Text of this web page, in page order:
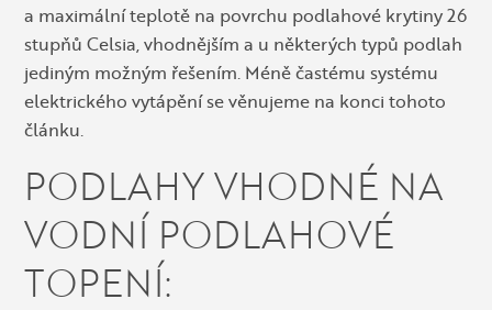
a maximální teplotě na povrchu podlahové krytiny 26
stupňů Celsia, vhodnějším a u některých typů podlah
jediným možným řešením. Méně častému systému
elektrického vytápění se věnujeme na konci tohoto
článku.
PODLAHY VHODNÉ NA
VODNÍ PODLAHOVÉ
TOPENÍ: